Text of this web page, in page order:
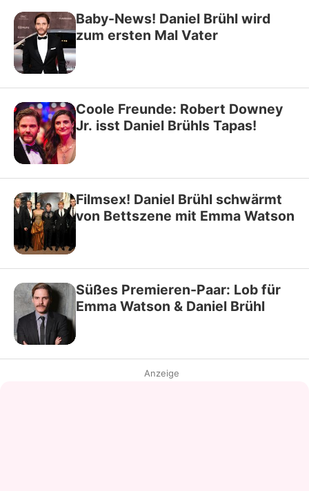
Baby-News! Daniel Brühl wird
zum ersten Mal Vater
Coole Freunde: Robert Downey
Jr. isst Daniel Brühls Tapas!
Filmsex! Daniel Brühl schwärmt
von Bettszene mit Emma Watson
Süßes Premieren-Paar: Lob für
Emma Watson & Daniel Brühl
Anzeige